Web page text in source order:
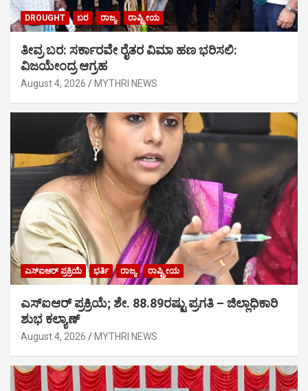
DROUGHT ಬರ ರಾಜ್ಯ ರಾಷ್ಟ್ರೀಯ
ತೀವ್ರ ಬರ: ಸರ್ಕಾರವೇ ರೈತರ ವಿಮಾ ಹಣ ಭರಿಸಲಿ:
ವಿಜಯೇಂದ್ರ ಆಗ್ರಹ
August 4, 2026 MYTHRI NEWS
ಎಸ್‍ಐಆರ್ ಪ್ರಕ್ರಿಯೆ ಭರ್ತಿ ರಾಜ್ಯ ರಾಷ್ಟ್ರೀಯ
ಎಸ್‍ಐಆರ್ ಪ್ರಕ್ರಿಯೆ; ಶೇ. 88.89ರಷ್ಟು ಪ್ರಗತಿ – ಜಿಲ್ಲಾಧಿಕಾರಿ
ಶುಭ ಕಲ್ಯಾಣ್
August 4, 2026 MYTHRI NEWS